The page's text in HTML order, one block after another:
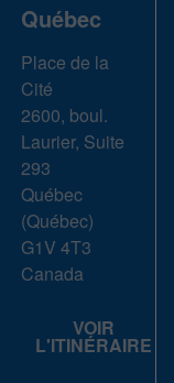
Québec
Place de la
Cité
2600, boul.
Laurier, Suite
293
Québec
(Québec)
G1V 4T3
Canada
VOIR
L'ITINÉRAIRE